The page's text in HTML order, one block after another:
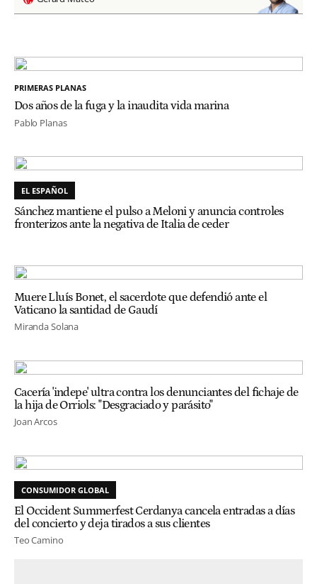
PRIMERAS PLANAS
Dos años de la fuga y la inaudita vida marina
Pablo Planas
EL ESPAÑOL
Sánchez mantiene el pulso a Meloni y anuncia controles
fronterizos ante la negativa de Italia de ceder
Muere Lluís Bonet, el sacerdote que defendió ante el
Vaticano la santidad de Gaudí
Miranda Solana
Cacería 'indepe' ultra contra los denunciantes del fichaje de
la hija de Orriols: "Desgraciado y parásito"
Joan Arcos
CONSUMIDOR GLOBAL
El Occident Summerfest Cerdanya cancela entradas a días
del concierto y deja tirados a sus clientes
Teo Camino